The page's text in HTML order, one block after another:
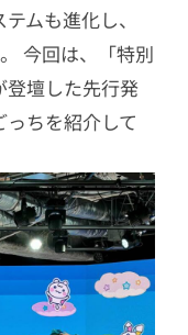
ムも進化し、
今回は、「特別
登壇した先行発
ちを紹介して